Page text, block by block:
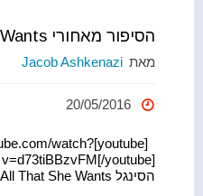
הסיפור מאחורי All That She Wants
מאת Jacob Ashkenazi
20/05/2016
watch?
הסינגל All That She Wants של Ace Of Base …